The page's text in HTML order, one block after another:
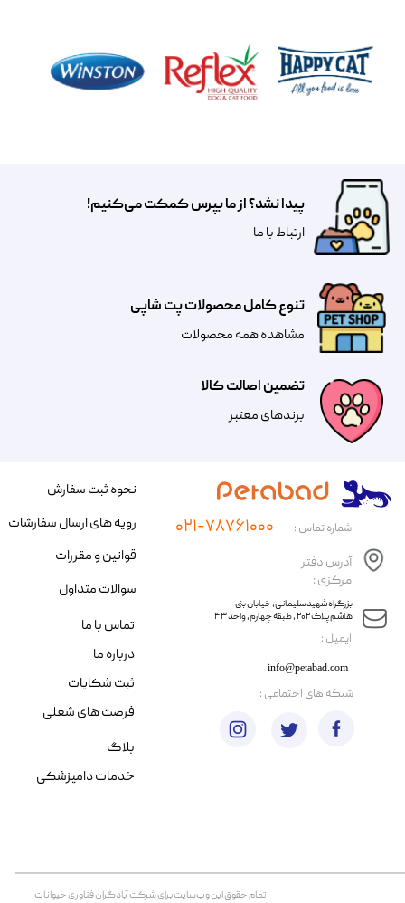
تضمین اصالت کالا
​​برندهای معتبر​​​​​​​
تنوع کامل محصولات پت شاپی
مشاهده همه محصولات
پیدا نشد؟ از ما بپرس کمکت می‌کنیم!
​​​ارتباط با ما
​ایمیل :
آدرس دفتر
مرکزی :
info@petabad.com
​​بزرگراه شهید سلیمانی، خیابان بنی
هاشم پلاک ۲۰۲ ، طبقه چهارم، واحد ۴۳
شماره تماس : ۰۲۱-۷۸۷۶۱۰۰۰
تمام حقوق اين وب‌سايت برای شرکت آبادگران فناوری حیوانات
نحوه ثبت سفارش
رویه های ارسال سفارشات
قوانین و مقررات
سوالات متداول
تماس با ما
درباره ما
ثبت شکایات
فرصت های شغلی
​شبکه های اجتماعی :
بلاگ
خدمات دامپزشکی